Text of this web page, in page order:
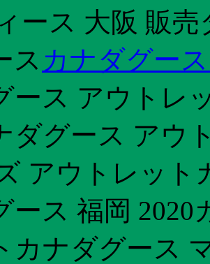
ース 大阪 販
ス カナダグー
ース アウトレ
ダグース アウ
アウトレット
ース 福岡
カナダグース